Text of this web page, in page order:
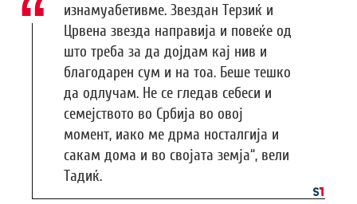
изнамуабетивме. Звездан Терзиќ и
Црвена звезда направија и повеќе од
што треба за да дојдам кај нив и
благодарен сум и на тоа. Беше тешко
да одлучам. Не се гледав себеси и
семејството во Србија во овој
момент, иако ме дрма носталгија и
сакам дома и во својата земја“, вели
Тадиќ.